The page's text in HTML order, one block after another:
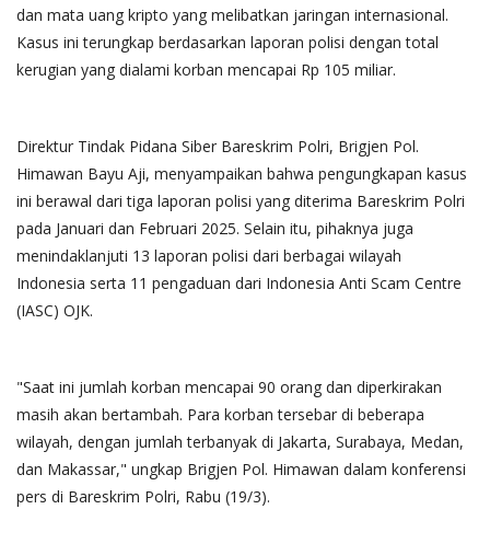
dan mata uang kripto yang melibatkan jaringan internasional.
Kasus ini terungkap berdasarkan laporan polisi dengan total
kerugian yang dialami korban mencapai Rp 105 miliar.
Direktur Tindak Pidana Siber Bareskrim Polri, Brigjen Pol.
Himawan Bayu Aji, menyampaikan bahwa pengungkapan kasus
ini berawal dari tiga laporan polisi yang diterima Bareskrim Polri
pada Januari dan Februari 2025. Selain itu, pihaknya juga
menindaklanjuti 13 laporan polisi dari berbagai wilayah
Indonesia serta 11 pengaduan dari Indonesia Anti Scam Centre
(IASC) OJK.
"Saat ini jumlah korban mencapai 90 orang dan diperkirakan
masih akan bertambah. Para korban tersebar di beberapa
wilayah, dengan jumlah terbanyak di Jakarta, Surabaya, Medan,
dan Makassar," ungkap Brigjen Pol. Himawan dalam konferensi
pers di Bareskrim Polri, Rabu (19/3).